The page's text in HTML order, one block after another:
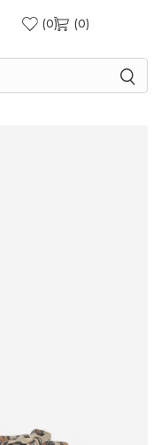
0 0